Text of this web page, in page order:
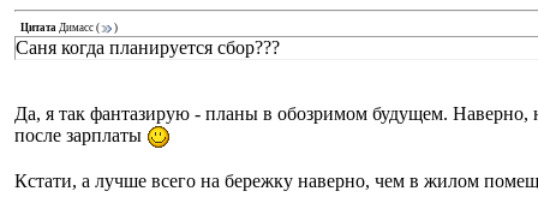
Цитата Димасс ( )
Саня когда планируется сбор???
Да, я так фантазирую - планы в обозримом будущем. Наверно,
после зарплаты
Кстати, а лучше всего на бережку наверно, чем в жилом